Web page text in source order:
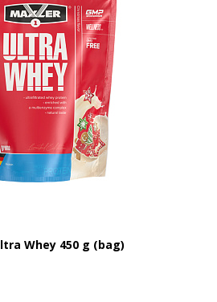
Whey 450 g (bag)